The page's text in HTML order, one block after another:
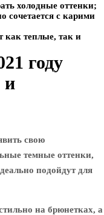
холодные оттенки;
сочетается с карими
как теплые, так и
году
и
свою
темные оттенки,
подойдут для
на брюнетках, а